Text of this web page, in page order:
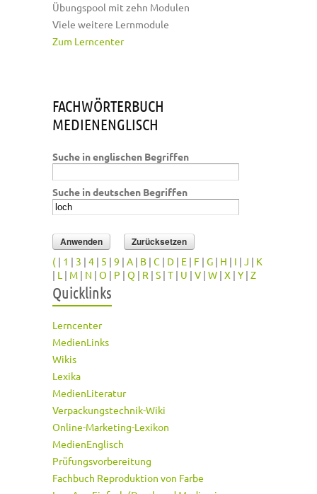
Übungspool mit zehn Modulen
Viele weitere Lernmodule
Zum Lerncenter
FACHWÖRTERBUCH
MEDIENENGLISCH
Suche in englischen Begriffen
Suche in deutschen Begriffen
( | 1 | 3 | 4 | 5 | 9 | A | B | C | D | E | F | G | H | I | J | K
| L | M | N | O | P | Q | R | S | T | U | V | W | X | Y | Z
Quicklinks
Lerncenter
MedienLinks
Wikis
Lexika
MedienLiteratur
Verpackungstechnik-Wiki
Online-Marketing-Lexikon
MedienEnglisch
Prüfungsvorbereitung
Fachbuch Reproduktion von Farbe